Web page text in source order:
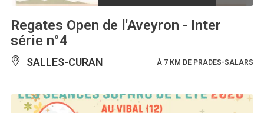
Regates Open de l'Aveyron - Inter
série n°4
SALLES-CURAN À 7 KM DE PRADES-SALARS